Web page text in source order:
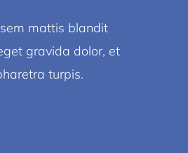
mattis blandit
gravida dolor, et
turpis.